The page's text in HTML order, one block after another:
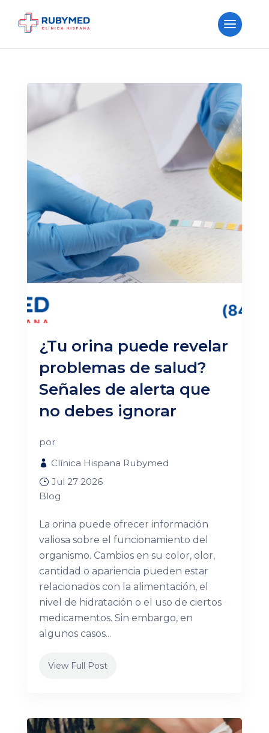
¿Tu orina puede revelar
problemas de salud?
Señales de alerta que
no debes ignorar
por
Clínica Hispana Rubymed
Jul 27 2026
Blog
La orina puede ofrecer información
valiosa sobre el funcionamiento del
organismo. Cambios en su color, olor,
cantidad o apariencia pueden estar
relacionados con la alimentación, el
nivel de hidratación o el uso de ciertos
medicamentos. Sin embargo, en
algunos casos...
View Full Post